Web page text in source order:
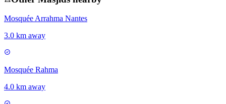
Mosquée Arrahma Nantes
3.0 km away
Mosquée Rahma
4.0 km away